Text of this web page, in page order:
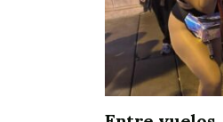
Unidos, y en diferentes
Latina”.[/perfectpullquote]
Higareda compartió que
la filmación se contratará